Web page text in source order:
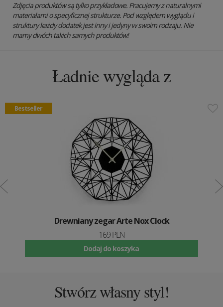
Zdjęcia produktów są tylko przykładowe. Pracujemy z naturalnymi
materiałami o specyficznej strukturze. Pod względem wyglądu i
struktury każdy dodatek jest inny i jedyny w swoim rodzaju. Nie
mamy dwóch takich samych produktów!
Ładnie wygląda z
Bestseller
Drewniany zegar Arte Nox Clock
169 PLN
Dodaj do koszyka
Stwórz własny styl!